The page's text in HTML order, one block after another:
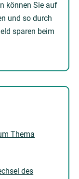
können Sie auf
und so durch
sparen beim
Thema
des